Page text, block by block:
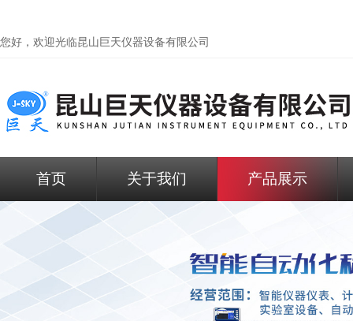
您好，欢迎光临昆山巨天仪器设备有限公司
首页 关于我们 产品展示